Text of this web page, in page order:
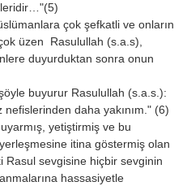
çok şefkatli ve onların
üzen Rasulullah (s.a.s),
duyurduktan sonra onun
buyurur Rasulullah (s.a.s.):
daha yakınım." (6)
yetiştirmiş ve bu
itina göstermiş olan
Rasul sevgisine hiçbir sevginin
hassasiyetle